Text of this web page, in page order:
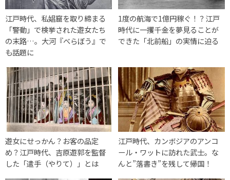
江戸時代、私娼窟を取り締まる
「警動」で検挙された遊女たち
の末路…。大河『べらぼう』で
も話題に
1度の航海で1億円稼ぐ！？江戸
時代に一攫千金を夢見ることが
できた「北前船」の実情に迫る
遊女にせっかん？お客の品定
め？江戸時代、吉原遊郭を監督
した「遣手（やりて）」とは
江戸時代、カンボジアのアンコ
ール・ワットに訪れた武士。な
んと”落書き”を残して帰国！